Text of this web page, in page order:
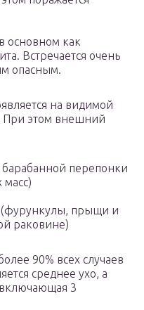
основном как
Встречается очень
опасным.
на видимой
При этом внешний
перепонки
прыщи и
раковине)
90% всех случаев
среднее ухо, а
3